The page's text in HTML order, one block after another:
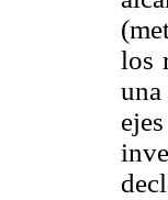
los
una